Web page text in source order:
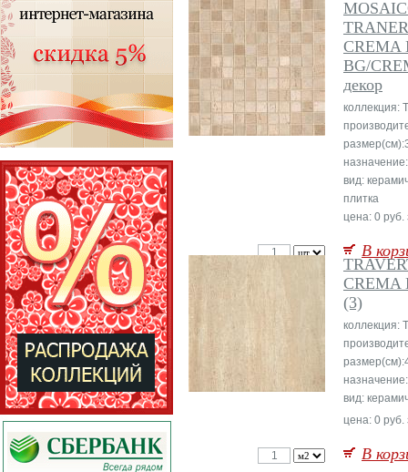
CREMA
BG/
декор
коллекция:
вид:
плитка
цена: 0 руб.
В
CREMA
(3)
коллекция:
вид:
цена: 0 руб.
В